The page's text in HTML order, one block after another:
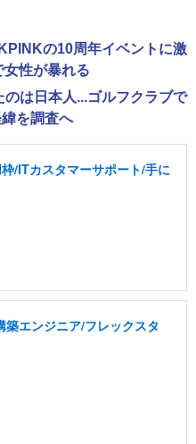
の10周年イベントに激
性が暴れる
は日本人...ゴルフクラブで
を調査へ
/ITカスタマーサポート/手に
エンジニア/フレックスタ